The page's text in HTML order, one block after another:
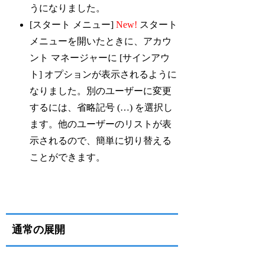
うになりました。
[スタート メニュー]New! スタート
メニューを開いたときに、アカウ
ント マネージャーに [サインアウ
ト] オプションが表示されるように
なりました。別のユーザーに変更
するには、省略記号 (…) を選択し
ます。他のユーザーのリストが表
示されるので、簡単に切り替える
ことができます。
通常の展開